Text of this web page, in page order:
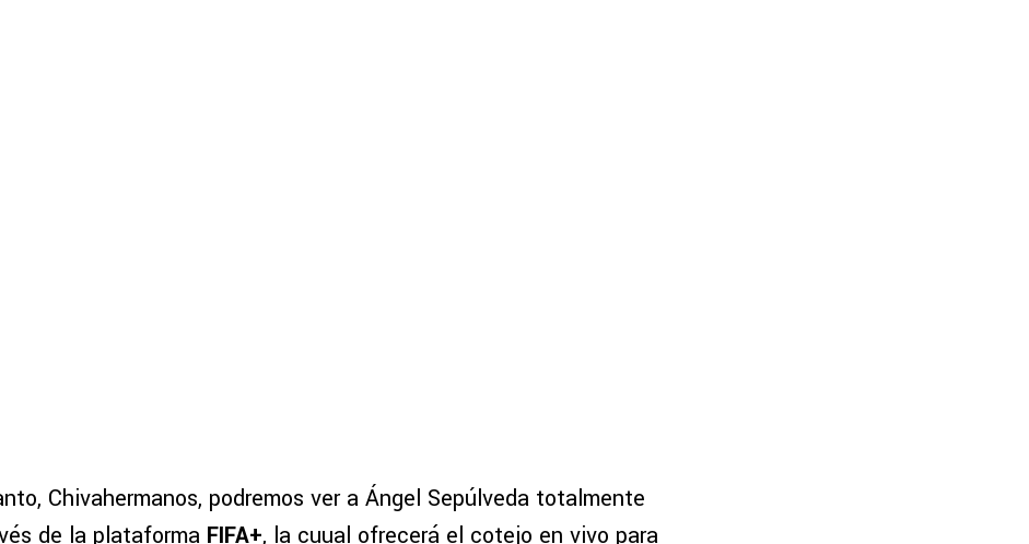
Chivahermanos, podremos ver a Ángel Sepúlveda totalmente
de la plataforma FIFA+, la cuual ofrecerá el cotejo en vivo para